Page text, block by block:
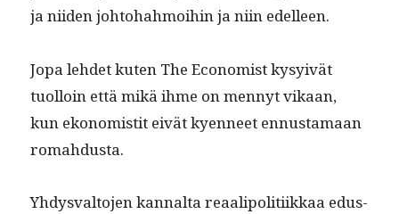
ja niiden johto­hah­moi­hin ja niin edelleen.
Jopa lehdet kuten The Econ­o­mist kysyivät
tuol­loin että mikä ihme on men­nyt vikaan,
kun ekon­o­mistit eivät kyen­neet ennus­ta­maan
romahdusta.
Yhdys­val­to­jen kannal­ta reaalipoli­ti­ikkaa edus­